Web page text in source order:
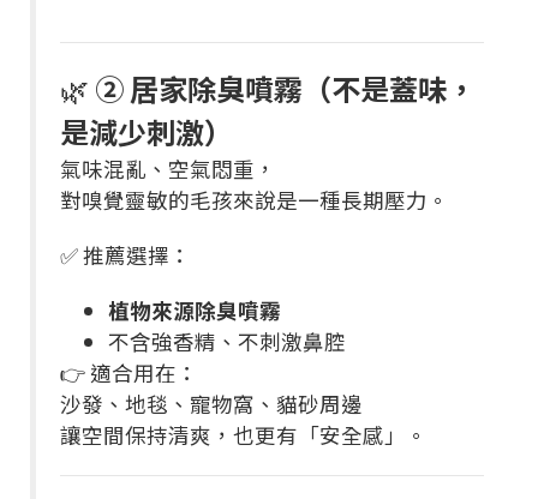
🌿 ② 居家除臭噴霧（不是蓋味，
是減少刺激）
氣味混亂、空氣悶重，
對嗅覺靈敏的毛孩來說是一種長期壓力。
✅ 推薦選擇：
植物來源除臭噴霧
不含強香精、不刺激鼻腔
👉 適合用在：
沙發、地毯、寵物窩、貓砂周邊
讓空間保持清爽，也更有「安全感」。